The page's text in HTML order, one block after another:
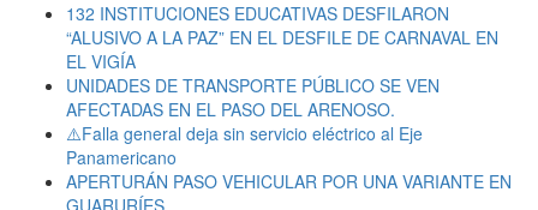
132 INSTITUCIONES EDUCATIVAS DESFILARON
“ALUSIVO A LA PAZ” EN EL DESFILE DE CARNAVAL EN
EL VIGÍA
UNIDADES DE TRANSPORTE PÚBLICO SE VEN
AFECTADAS EN EL PASO DEL ARENOSO.
⚠️Falla general deja sin servicio eléctrico al Eje
Panamericano
APERTURÁN PASO VEHICULAR POR UNA VARIANTE EN